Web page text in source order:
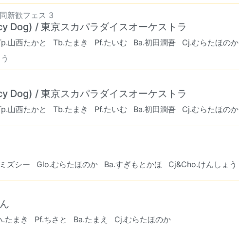
新歓フェス 3
Dog) / 東京スカパラダイスオーケストラ
山西たかと Tb.たまき Pf.たいむ Ba.初田潤吾
Cj.むらたほのか
Dog) / 東京スカパラダイスオーケストラ
山西たかと Tb.たまき Pf.たいむ Ba.初田潤吾 Cj.むらたほのか
ズシー Glo.むらたほのか Ba.すぎもとかほ Cj&Cho.けんしょう
.たまき Pf.ちさと Ba.たまえ Cj.むらたほのか